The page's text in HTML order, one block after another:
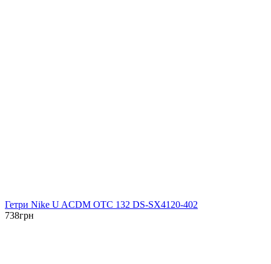
Гетри Nike U ACDM OTC 132 DS-SX4120-402
738грн